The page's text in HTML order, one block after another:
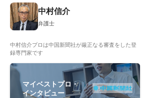
中村信介
弁護士
中村信介プロは中国新聞社が厳正なる審査をした登
録専門家です
マイベストプロ・
インタビュー